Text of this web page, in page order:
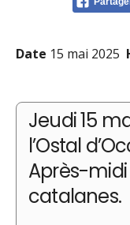
Date 15 mai 2025
Jeudi 15
l’Ostal
Après-
catalanes.